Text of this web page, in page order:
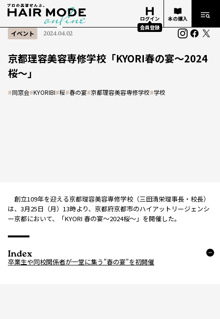
ログイン
会員登録
本の購入
イベント 2024.04.02
京都理容美容専修学校「KYORI春の宴～2024
桜～」
#同窓会#KYORIBI#桜#春の宴#京都理容美容専修学校#学校
創立109年を迎える京都理容美容専修学校（三田清栄理事長・校長）
は、3月25日（月）13時より、京都府京都市のハイアットリージェンシ
ー京都において、「KYORI 春の宴～2024桜～」を開催した。
Index
卒業生や同校関係者が一堂に集う”春の宴”を初開催